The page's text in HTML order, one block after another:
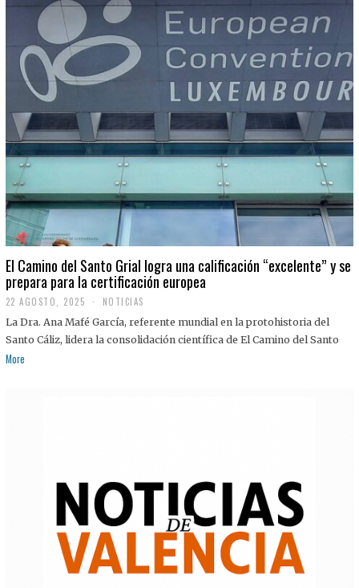
El Camino del Santo Grial logra una calificación “excelente” y se
prepara para la certificación europea
22 AGOSTO, 2025
2
A
G
NOTICIAS
La Dra. Ana Mafé García, referente mundial en la protohistoria del
Santo Cáliz, lidera la consolidación científica de El Camino del Santo
More